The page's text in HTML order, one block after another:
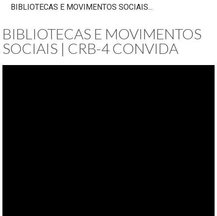
BIBLIOTECAS E MOVIMENTOS SOCIAIS...
BIBLIOTECAS E MOVIMENTOS
SOCIAIS | CRB-4 CONVIDA